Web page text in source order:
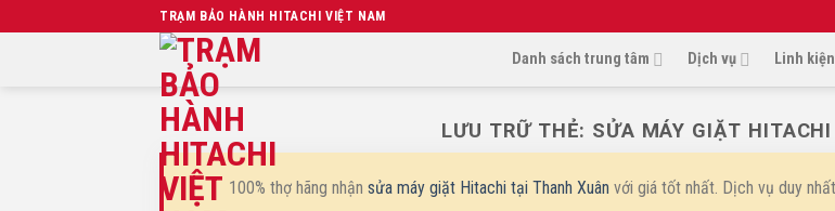
đến
TRẠM BẢO HÀNH HITACHI VIỆT NAM
Danh sách trung tâm Dịch vụ Linh kiện
LƯU TRỮ THẺ: SỬA MÁY GIẶT
100% thợ hãng nhận sửa máy giặt Hitachi tại Thanh Xuân với giá tốt nhất. Dịch vụ duy